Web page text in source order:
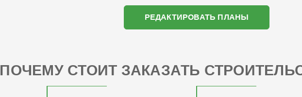
РЕДАКТИРОВАТЬ ПЛАНЫ
ПОЧЕМУ СТОИТ ЗАКАЗАТЬ